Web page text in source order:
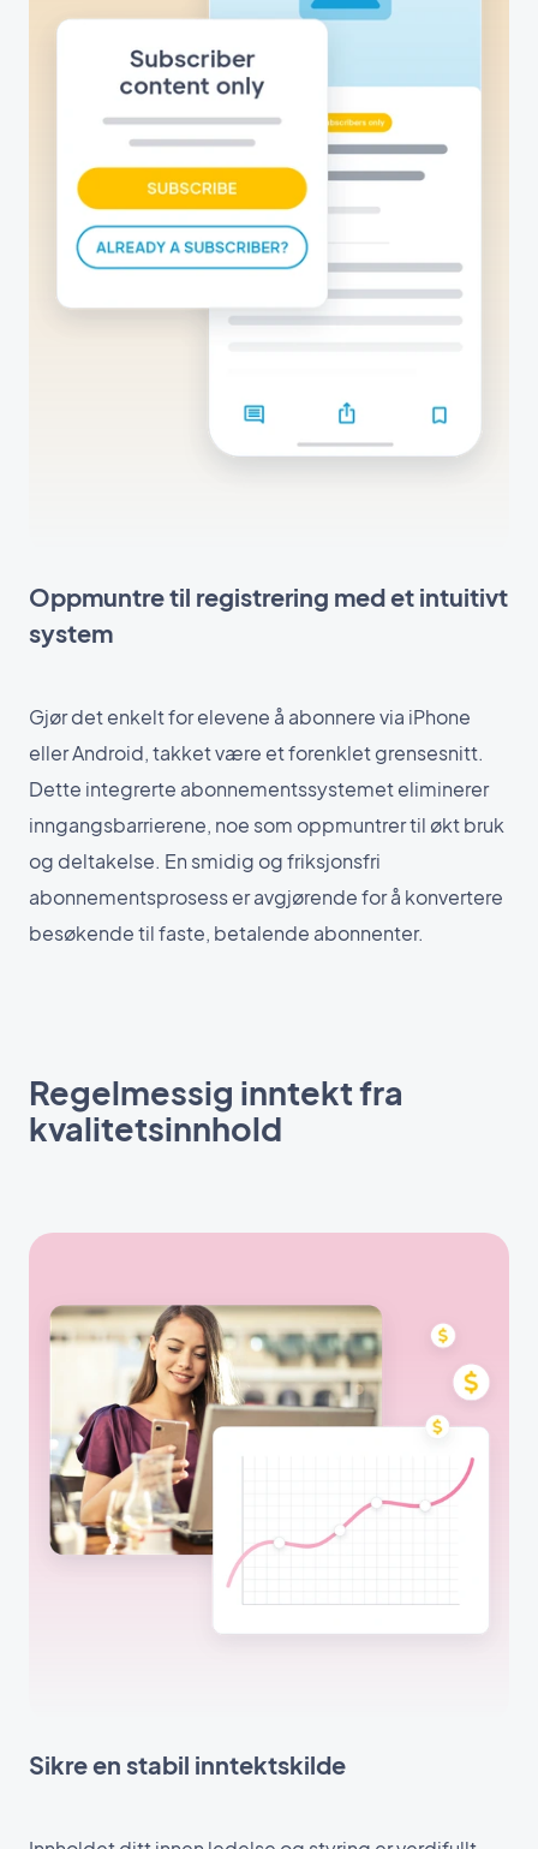
Oppmuntre til registrering med et intuitivt
system
Gjør det enkelt for elevene å abonnere via iPhone
eller Android, takket være et forenklet grensesnitt.
Dette integrerte abonnementssystemet eliminerer
inngangsbarrierene, noe som oppmuntrer til økt bruk
og deltakelse. En smidig og friksjonsfri
abonnementsprosess er avgjørende for å konvertere
besøkende til faste, betalende abonnenter.
Regelmessig inntekt fra
kvalitetsinnhold
Sikre en stabil inntektskilde